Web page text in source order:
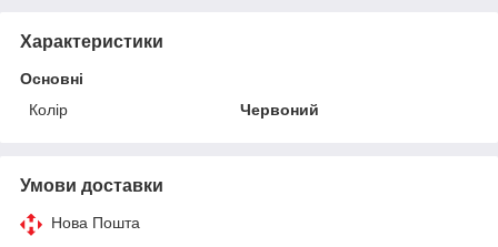
Характеристики
Основні
Колір
Червоний
Умови доставки
Нова Пошта